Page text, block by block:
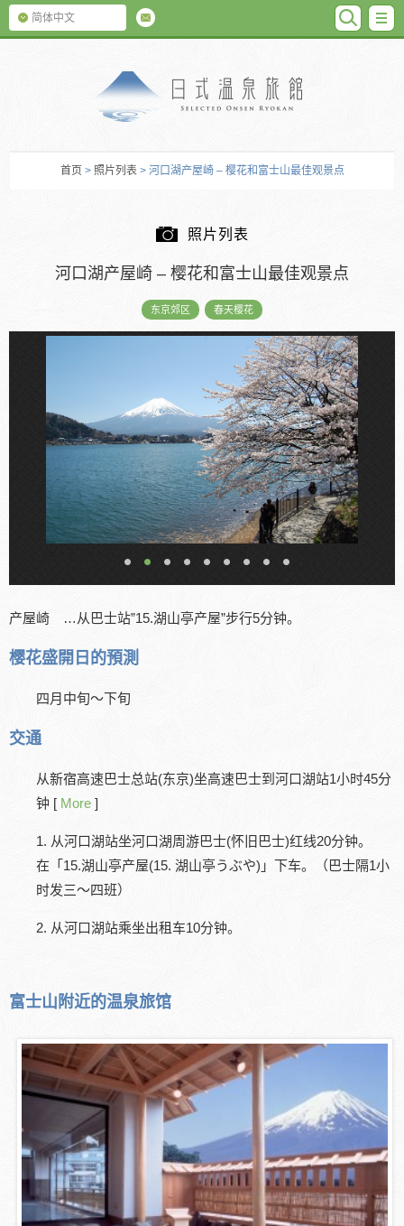
简体中文
首页 > 照片列表 > 河口湖产屋崎 – 樱花和富士山最佳观景点
照片列表
河口湖产屋崎 – 樱花和富士山最佳观景点
东京郊区 春天樱花
产屋崎 …从巴士站”15.湖山亭产屋”步行5分钟。
樱花盛開日的預測
四月中旬～下旬
交通
从新宿高速巴士总站(东京)坐高速巴士到河口湖站1小时45分
钟 [ More ]
1. 从河口湖站坐河口湖周游巴士(怀旧巴士)红线20分钟。
在「15.湖山亭产屋(15. 湖山亭うぶや)」下车。（巴士隔1小
时发三～四班）
2. 从河口湖站乘坐出租车10分钟。
富士山附近的温泉旅馆